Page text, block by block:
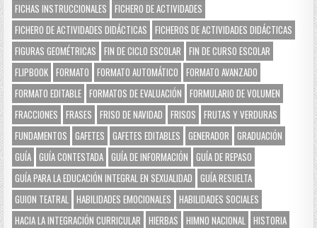
FICHAS INSTRUCCIONALES
FICHERO DE ACTIVIDADES
FICHERO DE ACTIVIDADES DIDÁCTICAS
FICHEROS DE ACTIVIDADES DIDÁCTICAS
FIGURAS GEOMÉTRICAS
FIN DE CICLO ESCOLAR
FIN DE CURSO ESCOLAR
FLIPBOOK FORMATO FORMATO AUTOMÁTICO
FORMATO AVANZADO
FORMATO EDITABLE FORMATOS DE EVALUACIÓN
FORMULARIO DE VOLUMEN
FRACCIONES
FRASES FRISO DE NAVIDAD FRISOS
FRUTAS Y VERDURAS
FUNDAMENTOS
GAFETES GAFETES EDITABLES GENERADOR
GRADUACIÓN
GUÍA GUÍA CONTESTADA GUÍA DE INFORMACIÓN
GUÍA DE REPASO
GUÍA PARA LA EDUCACIÓN INTEGRAL EN SEXUALIDAD
GUÍA RESUELTA
GUION TEATRAL
HABILIDADES EMOCIONALES
HABILIDADES SOCIALES
HACIA LA INTEGRACIÓN CURRICULAR
HIERBAS HIMNO NACIONAL
HISTORIA